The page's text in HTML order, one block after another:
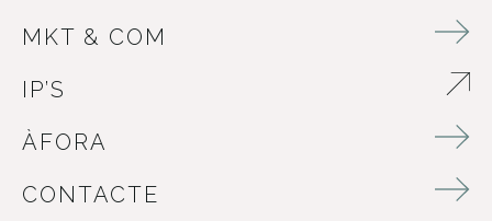
MKT & COM
IP’S
ÀFORA
CONTACTE